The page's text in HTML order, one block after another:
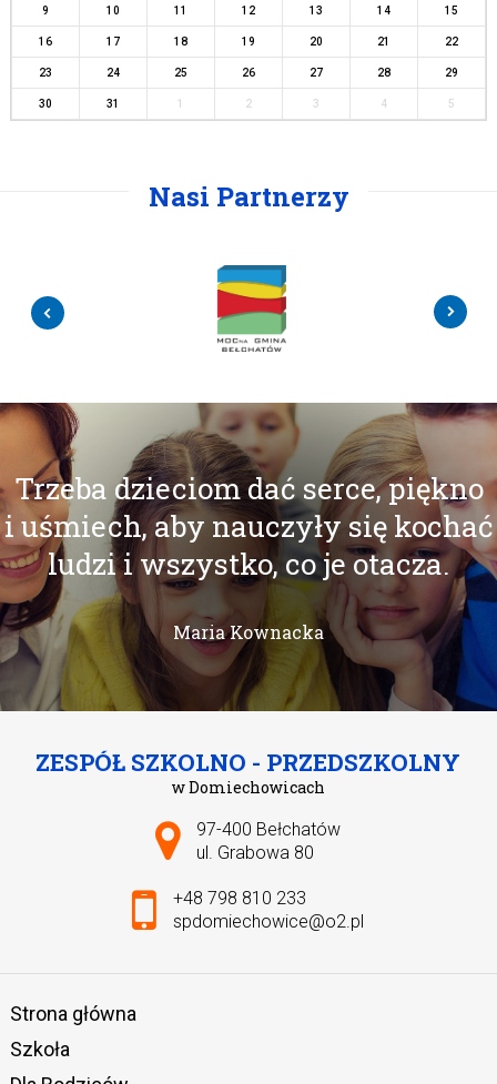
9 10 11 12 13 14 15
16 17 18 19 20 21 22
23 24 25 26 27 28 29
30 31 2 3 4 5
Nasi Partnerzy
Trzeba dzieciom dać serce, piękno
i uśmiech, aby nauczyły się kochać
ludzi i wszystko, co je otacza.
Maria Kownacka
ZESPÓŁ SZKOLNO - PRZEDSZKOLNY
w Domiechowicach
Adres pocztowy:
97-400 Bełchatów
ul. Grabowa 80
+48 798 810 233
spdomiechowice@o2.pl
Strona główna
Szkoła